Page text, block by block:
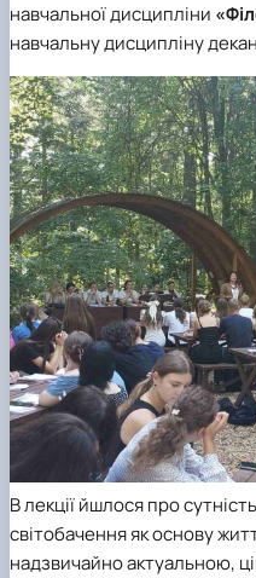
навчальної дисципліни
навчальну дисципліну декан
В лекції йшлося про
світобачення як основу
надзвичайно актуальною,